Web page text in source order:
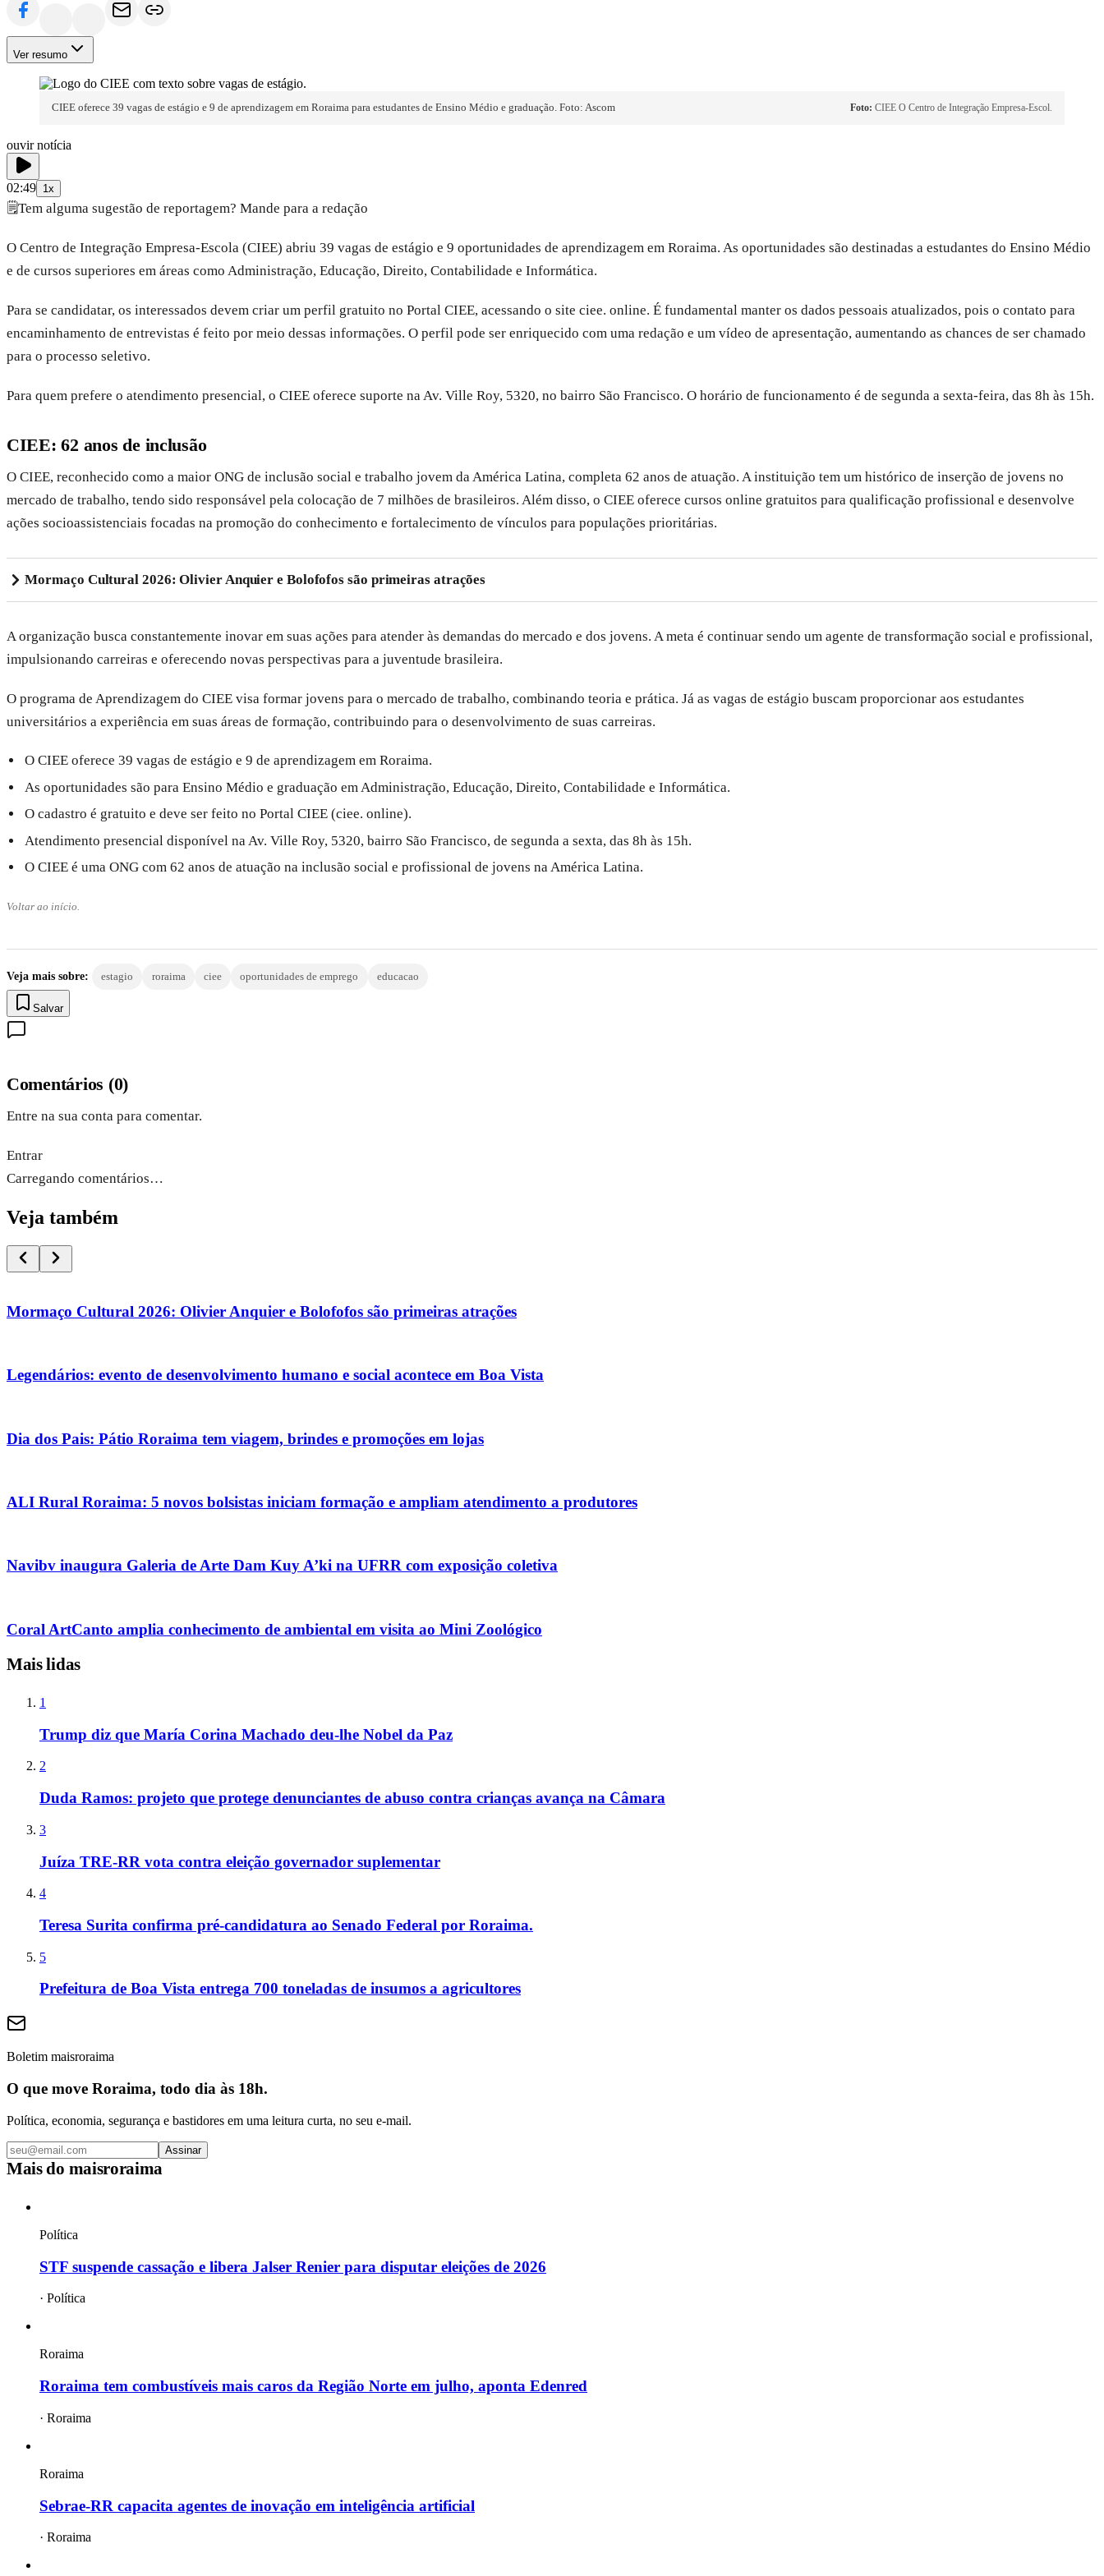
Ver resumo
CIEE oferece 39 vagas de estágio e 9 de aprendizagem em Roraima para estudantes de Ensino Médio e graduação. Foto: Ascom Foto: CIEE O Centro de Integração Empresa-Escol.
ouvir notícia
02:49 1x
🗒️Tem alguma sugestão de reportagem? Mande para a redação
O Centro de Integração Empresa-Escola (CIEE) abriu 39 vagas de estágio e 9 oportunidades de aprendizagem em Roraima. As oportunidades são destinadas a estudantes do Ensino Médio
e de cursos superiores em áreas como Administração, Educação, Direito, Contabilidade e Informática.
Para se candidatar, os interessados devem criar um perfil gratuito no Portal CIEE, acessando o site ciee. online. É fundamental manter os dados pessoais atualizados, pois o contato para
encaminhamento de entrevistas é feito por meio dessas informações. O perfil pode ser enriquecido com uma redação e um vídeo de apresentação, aumentando as chances de ser chamado
para o processo seletivo.
Para quem prefere o atendimento presencial, o CIEE oferece suporte na Av. Ville Roy, 5320, no bairro São Francisco. O horário de funcionamento é de segunda a sexta-feira, das 8h às 15h.
CIEE: 62 anos de inclusão
O CIEE, reconhecido como a maior ONG de inclusão social e trabalho jovem da América Latina, completa 62 anos de atuação. A instituição tem um histórico de inserção de jovens no
mercado de trabalho, tendo sido responsável pela colocação de 7 milhões de brasileiros. Além disso, o CIEE oferece cursos online gratuitos para qualificação profissional e desenvolve
ações socioassistenciais focadas na promoção do conhecimento e fortalecimento de vínculos para populações prioritárias.
Mormaço Cultural 2026: Olivier Anquier e Bolofofos são primeiras atrações
A organização busca constantemente inovar em suas ações para atender às demandas do mercado e dos jovens. A meta é continuar sendo um agente de transformação social e profissional,
impulsionando carreiras e oferecendo novas perspectivas para a juventude brasileira.
O programa de Aprendizagem do CIEE visa formar jovens para o mercado de trabalho, combinando teoria e prática. Já as vagas de estágio buscam proporcionar aos estudantes
universitários a experiência em suas áreas de formação, contribuindo para o desenvolvimento de suas carreiras.
O CIEE oferece 39 vagas de estágio e 9 de aprendizagem em Roraima.
As oportunidades são para Ensino Médio e graduação em Administração, Educação, Direito, Contabilidade e Informática.
O cadastro é gratuito e deve ser feito no Portal CIEE (ciee. online).
Atendimento presencial disponível na Av. Ville Roy, 5320, bairro São Francisco, de segunda a sexta, das 8h às 15h.
O CIEE é uma ONG com 62 anos de atuação na inclusão social e profissional de jovens na América Latina.
Voltar ao início.
Veja mais sobre: estagio roraima ciee oportunidades de emprego educacao
Salvar
Comentários (0)
Entre na sua conta para comentar.
Entrar
Carregando comentários…
Veja também
Mormaço Cultural 2026: Olivier Anquier e Bolofofos são primeiras atrações
Legendários: evento de desenvolvimento humano e social acontece em Boa Vista
Dia dos Pais: Pátio Roraima tem viagem, brindes e promoções em lojas
ALI Rural Roraima: 5 novos bolsistas iniciam formação e ampliam atendimento a produtores
Navibv inaugura Galeria de Arte Dam Kuy A’ki na UFRR com exposição coletiva
Coral ArtCanto amplia conhecimento de ambiental em visita ao Mini Zoológico
Mais lidas
1
Trump diz que María Corina Machado deu-lhe Nobel da Paz
2
Duda Ramos: projeto que protege denunciantes de abuso contra crianças avança na Câmara
3
Juíza TRE-RR vota contra eleição governador suplementar
4
Teresa Surita confirma pré-candidatura ao Senado Federal por Roraima.
5
Prefeitura de Boa Vista entrega 700 toneladas de insumos a agricultores
Boletim maisroraima
O que move Roraima, todo dia às 18h.
Política, economia, segurança e bastidores em uma leitura curta, no seu e-mail.
Assinar
Mais do maisroraima
Política
STF suspende cassação e libera Jalser Renier para disputar eleições de 2026
· Política
Roraima
Roraima tem combustíveis mais caros da Região Norte em julho, aponta Edenred
· Roraima
Roraima
Sebrae-RR capacita agentes de inovação em inteligência artificial
· Roraima